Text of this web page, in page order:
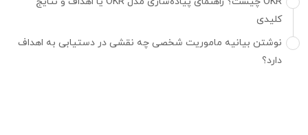
کلیدی
نوشتن بیانیه ماموریت شخصی چه نقشی در دستیابی به اهداف
دارد؟